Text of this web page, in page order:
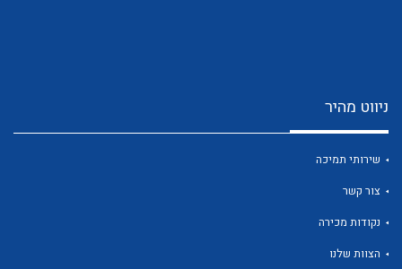
לכל מוצרי היצרן
ניווט מהיר
שירותי תמיכה
צור קשר
נקודות מכירה
הצוות שלנו